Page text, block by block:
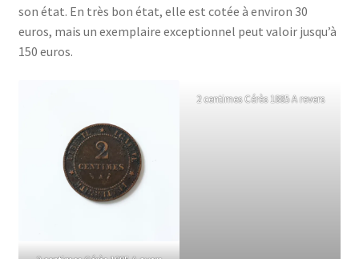
son état. En très bon état, elle est cotée à environ 30
euros, mais un exemplaire exceptionnel peut valoir jusqu’à
150 euros.
2 centimes Cérès 1885 A revers